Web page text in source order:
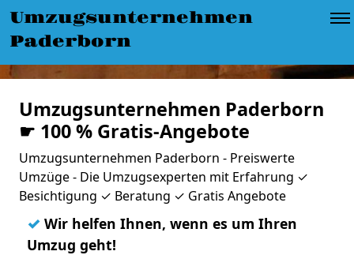
Umzugsunternehmen
Paderborn
Umzugsunternehmen Paderborn
☛ 100 % Gratis-Angebote
Umzugsunternehmen Paderborn - Preiswerte
Umzüge - Die Umzugsexperten mit Erfahrung ✓
Besichtigung ✓ Beratung ✓ Gratis Angebote
✓ Wir helfen Ihnen, wenn es um Ihren
Umzug geht!